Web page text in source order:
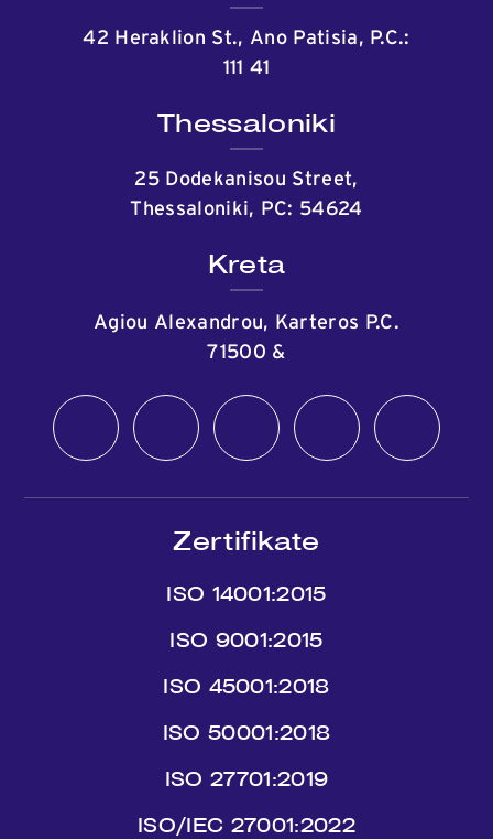
42 Heraklion St., Ano Patisia, P.C.:
111 41
Thessaloniki
25 Dodekanisou Street,
Thessaloniki, PC: 54624
Kreta
Agiou Alexandrou, Karteros P.C.
71500 &
Zertifikate
ISO 14001:2015
ISO 9001:2015
ISO 45001:2018
ISO 50001:2018
ISO 27701:2019
ISO/IEC 27001:2022